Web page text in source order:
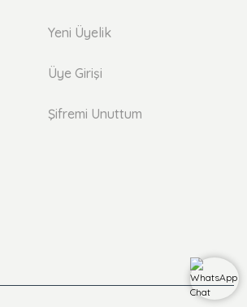
Yeni Üyelik
Üye Girişi
Şifremi Unuttum